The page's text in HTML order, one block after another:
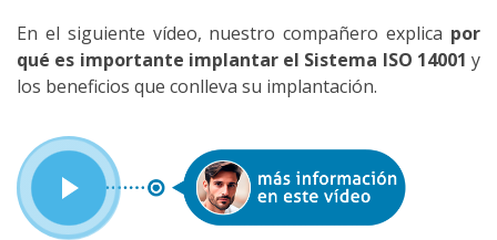
En el siguiente vídeo, nuestro compañero explica por
qué es importante implantar el Sistema ISO 14001 y
los beneficios que conlleva su implantación.